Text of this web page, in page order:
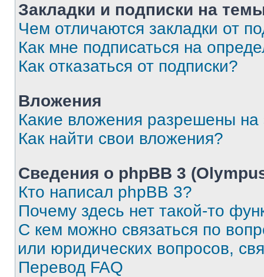
Закладки и подписки на
Чем отличаются закладки от
Как мне подписаться на
Как отказаться от подписки?
Вложения
Какие вложения разрешены
Как найти свои вложения?
Сведения о phpBB 3
Кто написал phpBB 3?
Почему здесь нет такой-то
С кем можно связаться по
или юридических вопросов,
Перевод FAQ